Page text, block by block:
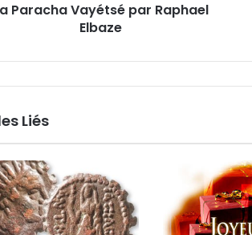
Paracha Vayétsé par Raphael
Elbaze
Liés